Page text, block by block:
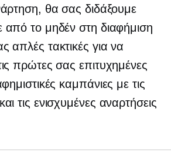
θα σας διδάξουμε
το μηδέν στη διαφήμιση
απλές τακτικές για να
πρώτες σας επιτυχημένες
καμπάνιες με τις
τις ενισχυμένες αναρτήσεις